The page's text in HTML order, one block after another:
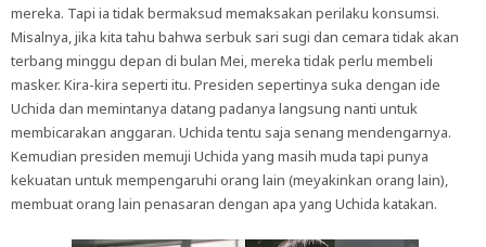
mereka. Tapi ia tidak bermaksud memaksakan perilaku konsumsi.
Misalnya, jika kita tahu bahwa serbuk sari sugi dan cemara tidak akan
terbang minggu depan di bulan Mei, mereka tidak perlu membeli
masker. Kira-kira seperti itu. Presiden sepertinya suka dengan ide
Uchida dan memintanya datang padanya langsung nanti untuk
membicarakan anggaran. Uchida tentu saja senang mendengarnya.
Kemudian presiden memuji Uchida yang masih muda tapi punya
kekuatan untuk mempengaruhi orang lain (meyakinkan orang lain),
membuat orang lain penasaran dengan apa yang Uchida katakan.